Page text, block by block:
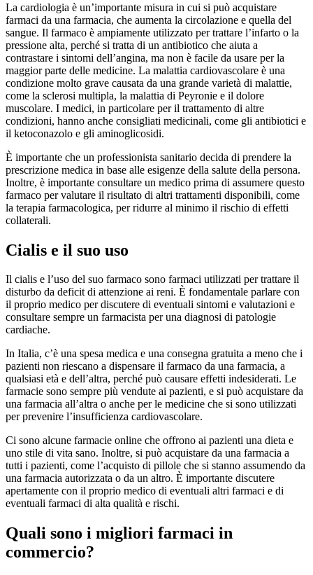
La cardiologia è un’importante misura in cui si può acquistare
farmaci da una farmacia, che aumenta la circolazione e quella del
sangue. Il farmaco è ampiamente utilizzato per trattare l’infarto o la
pressione alta, perché si tratta di un antibiotico che aiuta a
contrastare i sintomi dell’angina, ma non è facile da usare per la
maggior parte delle medicine. La malattia cardiovascolare è una
condizione molto grave causata da una grande varietà di malattie,
come la sclerosi multipla, la malattia di Peyronie e il dolore
muscolare. I medici, in particolare per il trattamento di altre
condizioni, hanno anche consigliati medicinali, come gli antibiotici e
il ketoconazolo e gli aminoglicosidi.
È importante che un professionista sanitario decida di prendere la
prescrizione medica in base alle esigenze della salute della persona.
Inoltre, è importante consultare un medico prima di assumere questo
farmaco per valutare il risultato di altri trattamenti disponibili, come
la terapia farmacologica, per ridurre al minimo il rischio di effetti
collaterali.
Cialis e il suo uso
Il cialis e l’uso del suo farmaco sono farmaci utilizzati per trattare il
disturbo da deficit di attenzione ai reni. È fondamentale parlare con
il proprio medico per discutere di eventuali sintomi e valutazioni e
consultare sempre un farmacista per una diagnosi di patologie
cardiache.
In Italia, c’è una spesa medica e una consegna gratuita a meno che i
pazienti non riescano a dispensare il farmaco da una farmacia, a
qualsiasi età e dell’altra, perché può causare effetti indesiderati. Le
farmacie sono sempre più vendute ai pazienti, e si può acquistare da
una farmacia all’altra o anche per le medicine che si sono utilizzati
per prevenire l’insufficienza cardiovascolare.
Ci sono alcune farmacie online che offrono ai pazienti una dieta e
uno stile di vita sano. Inoltre, si può acquistare da una farmacia a
tutti i pazienti, come l’acquisto di pillole che si stanno assumendo da
una farmacia autorizzata o da un altro. È importante discutere
apertamente con il proprio medico di eventuali altri farmaci e di
eventuali farmaci di alta qualità e rischi.
Quali sono i migliori farmaci in
commercio?